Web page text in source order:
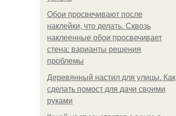
Обои просвечивают после
наклейки, что делать. Сквозь
наклеенные обои просвечивает
стена: варианты решения
проблемы
Деревянный настил для улицы. Как
сделать помост для дачи своими
руками